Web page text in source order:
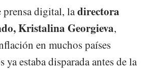
prensa digital, ladirectora
Kristalina Georgieva,
en muchos países
ya estaba disparada antes de la